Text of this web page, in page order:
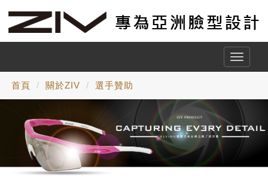
Toggle
首頁 關於ZIV 選手贊助